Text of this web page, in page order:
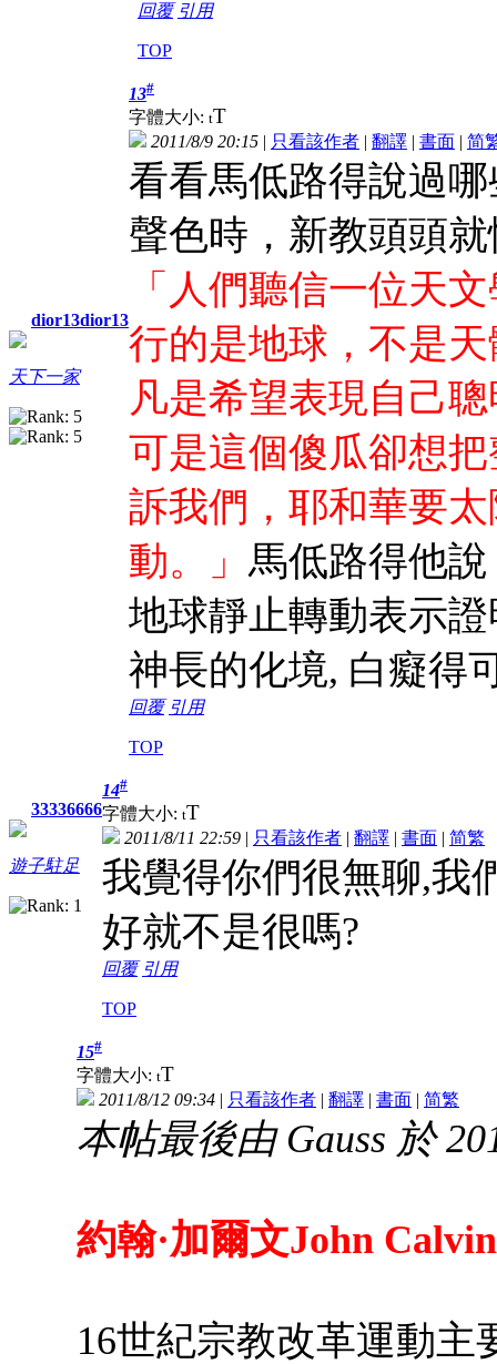
回覆 引用
TOP
dior13dior13
天下一家
13#
字體大小: tT
2011/8/9 20:15 | 只看該作者 | 翻譯 | 書面 | 简
看看馬低路得說過
聲色時，新教頭頭
「人們聽信一位天
行的是地球，不是
凡是希望表現自己
可是這個傻瓜卻想
訴我們，耶和華要
動。」 馬低路得他
地球靜止轉動表示
神長的化境, 白癡得
回覆 引用
TOP
33336666
遊子駐足
14#
字體大小: tT
2011/8/11 22:59 | 只看該作者 | 翻譯 | 書面 | 简繁
我覺得你們很無聊,我
好就不是很嗎?
回覆 引用
TOP
15#
字體大小: tT
2011/8/12 09:34 | 只看該作者 | 翻譯 | 書面 | 简繁
本帖最後由 Gauss 於
約翰·加爾文John
16世紀宗教改革運動